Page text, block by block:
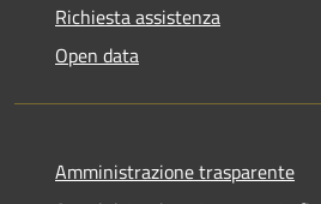
Richiesta assistenza
Open data
Amministrazione trasparente